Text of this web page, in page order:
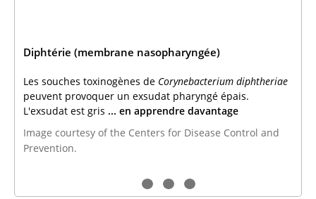
Diphtérie (membrane nasopharyngée)
Les souches toxinogènes de Corynebacterium diphtheriae
peuvent provoquer un exsudat pharyngé épais.
L'exsudat est gris ... en apprendre davantage
Image courtesy of the Centers for Disease Control and
Prevention.